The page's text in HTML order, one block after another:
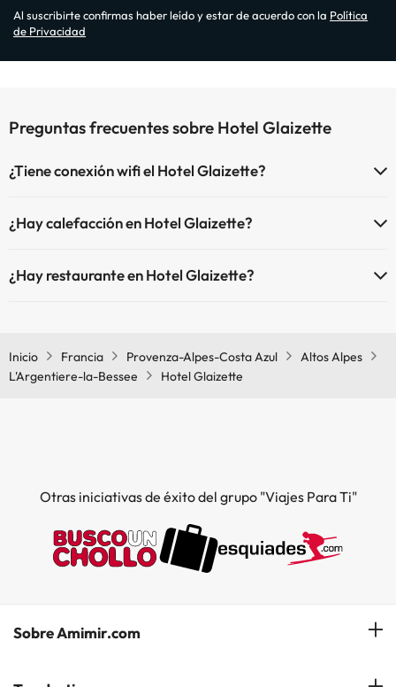
Al suscribirte confirmas haber leído y estar de acuerdo con la Política
de Privacidad
Preguntas frecuentes sobre Hotel Glaizette
¿Tiene conexión wifi el Hotel Glaizette?
¿Hay calefacción en Hotel Glaizette?
¿Hay restaurante en Hotel Glaizette?
Inicio Francia Provenza-Alpes-Costa Azul
Altos Alpes
L'Argentiere-la-Bessee
Hotel Glaizette
Otras iniciativas de éxito del grupo "Viajes Para Ti"
Sobre Amimir.com
¿Quiénes somos?